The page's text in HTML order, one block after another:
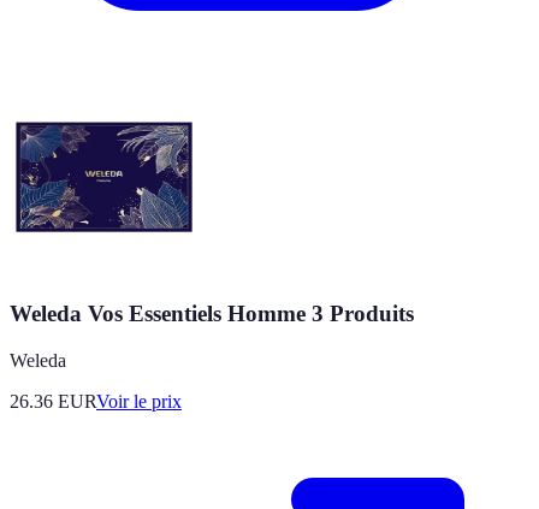
Weleda Vos Essentiels Homme 3 Produits
Weleda
26.36 EURVoir le prix